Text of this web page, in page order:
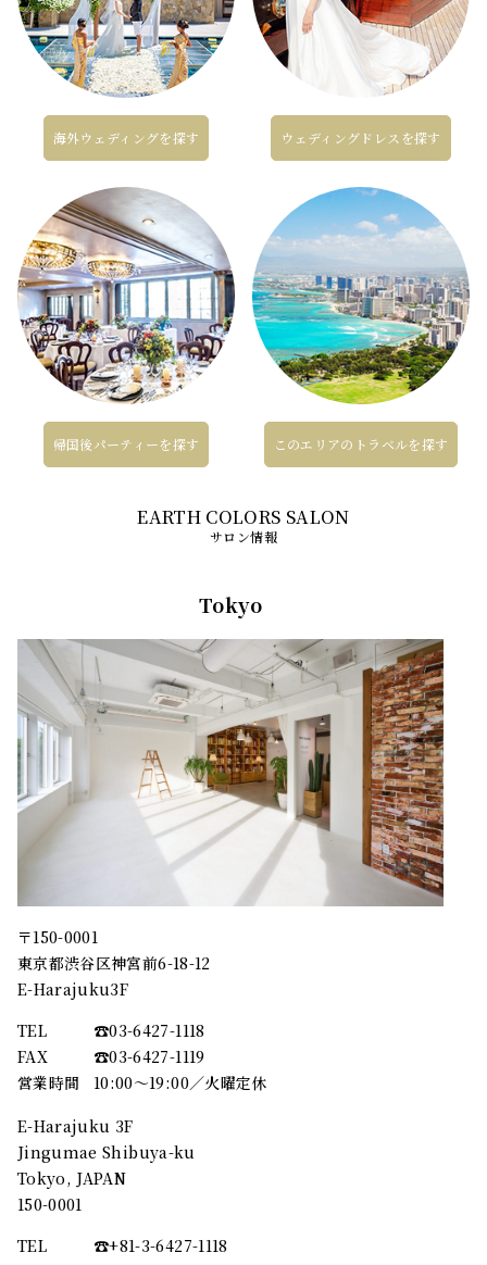
海外ウェディングを探す ウェディングドレスを探す
帰国後パーティーを探す このエリアのトラベルを探す
サロン情報
Tokyo
〒150-0001
東京都渋谷区神宮前6-18-12
E-Harajuku3F
TEL
☎︎03-6427-1118
FAX
☎︎03-6427-1119
営業時間
10:00～19:00／火曜定休
E-Harajuku 3F
Jingumae Shibuya-ku
Tokyo, JAPAN
150-0001
TEL
☎︎+81-3-6427-1118